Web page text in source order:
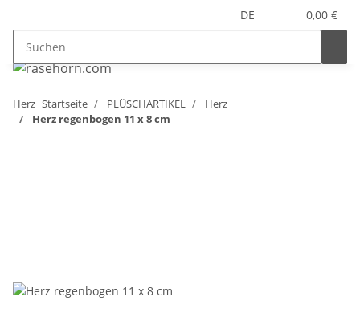
DE 0,00 €
Herz Startseite PLÜSCHARTIKEL
Herz
Herz regenbogen 11 x 8 cm